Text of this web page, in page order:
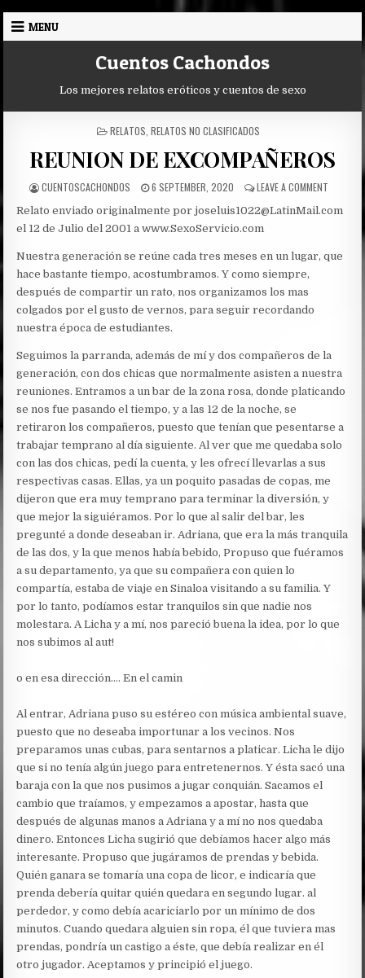
Skip
MENU
Cuentos Cachondos
Los mejores relatos eróticos y cuentos de sexo
POSTED
RELATOS RELATOS NO CLASIFICADOS
REUNION DE EXCOMPAÑEROS
AUTHOR:
CUENTOSCACHONDOS
PUBLISHED
6 SEPTEMBER, 2020 LEAVE A COMMENTON
DE
Relato enviado originalmente por joseluis1022@LatinMail.com
el 12 de Julio del 2001 a www.SexoServicio.com
Nuestra generación se reúne cada tres meses en un lugar, que
hace bastante tiempo, acostumbramos. Y como siempre,
después de compartir un rato, nos organizamos los mas
colgados por el gusto de vernos, para seguir recordando
nuestra época de estudiantes.
Seguimos la parranda, además de mí y dos compañeros de la
generación, con dos chicas que normalmente asisten a nuestra
reuniones. Entramos a un bar de la zona rosa, donde platicando
se nos fue pasando el tiempo, y a las 12 de la noche, se
retiraron los compañeros, puesto que tenían que pesentarse a
trabajar temprano al día siguiente. Al ver que me quedaba solo
con las dos chicas, pedí la cuenta, y les ofrecí llevarlas a sus
respectivas casas. Ellas, ya un poquito pasadas de copas, me
dijeron que era muy temprano para terminar la diversión, y
que mejor la siguiéramos. Por lo que al salir del bar, les
pregunté a donde deseaban ir. Adriana, que era la más tranquila
de las dos, y la que menos había bebido, Propuso que fuéramos
a su departamento, ya que su compañera con quien lo
compartía, estaba de viaje en Sinaloa visitando a su familia. Y
por lo tanto, podíamos estar tranquilos sin que nadie nos
molestara. A Licha y a mí, nos pareció buena la idea, por lo que
nos subimos al aut!
o en esa dirección…. En el camin
Al entrar, Adriana puso su estéreo con música ambiental suave,
puesto que no deseaba importunar a los vecinos. Nos
preparamos unas cubas, para sentarnos a platicar. Licha le dijo
que si no tenía algún juego para entretenernos. Y ésta sacó una
baraja con la que nos pusimos a jugar conquián. Sacamos el
cambio que traíamos, y empezamos a apostar, hasta que
después de algunas manos a Adriana y a mí no nos quedaba
dinero. Entonces Licha sugirió que debíamos hacer algo más
interesante. Propuso que jugáramos de prendas y bebida.
Quién ganara se tomaría una copa de licor, e indicaría que
prenda debería quitar quién quedara en segundo lugar. al
perdedor, y como debía acariciarlo por un mínimo de dos
minutos. Cuando quedara alguien sin ropa, él que tuviera mas
prendas, pondría un castigo a éste, que debía realizar en él
otro jugador. Aceptamos y principió el juego.